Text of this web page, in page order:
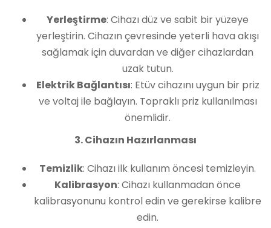
Yerleştirme: Cihazı düz ve sabit bir yüzeye
yerleştirin. Cihazın çevresinde yeterli hava akışı
sağlamak için duvardan ve diğer cihazlardan
uzak tutun.
Elektrik Bağlantısı: Etüv cihazını uygun bir priz
ve voltaj ile bağlayın. Topraklı priz kullanılması
önemlidir.
3. Cihazın Hazırlanması
Temizlik: Cihazı ilk kullanım öncesi temizleyin.
Kalibrasyon: Cihazı kullanmadan önce
kalibrasyonunu kontrol edin ve gerekirse kalibre
edin.